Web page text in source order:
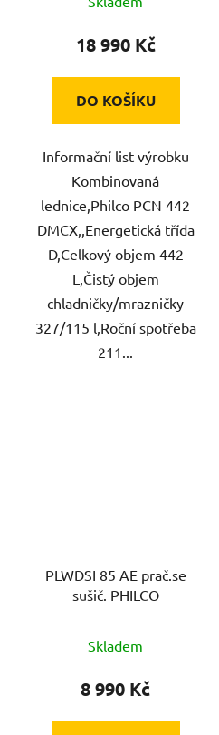
18 990 Kč
DO KOŠÍKU
Informační list výrobku
Kombinovaná
lednice,Philco PCN 442
DMCX,,Energetická třída
D,Celkový objem 442
L,Čistý objem
chladničky/mrazničky
327/115 l,Roční spotřeba
211...
PLWDSI 85 AE prač.se
sušič. PHILCO
Skladem
8 990 Kč